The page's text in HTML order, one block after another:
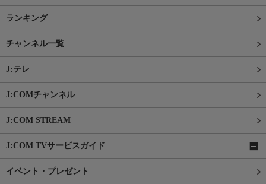
ランキング
チャンネル一覧
J:テレ
J:COMチャンネル
J:COM STREAM
J:COM TVサービスガイド
イベント・プレゼント